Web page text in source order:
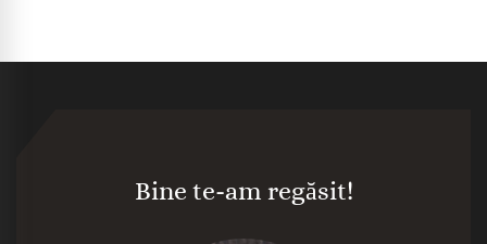
Bine te-am regăsit!